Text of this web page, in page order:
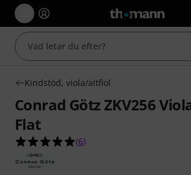
Kindstöd, viola/altfiol
Conrad Götz ZKV256
Flat
5.0 av 5 stjärnor från 6
(6)